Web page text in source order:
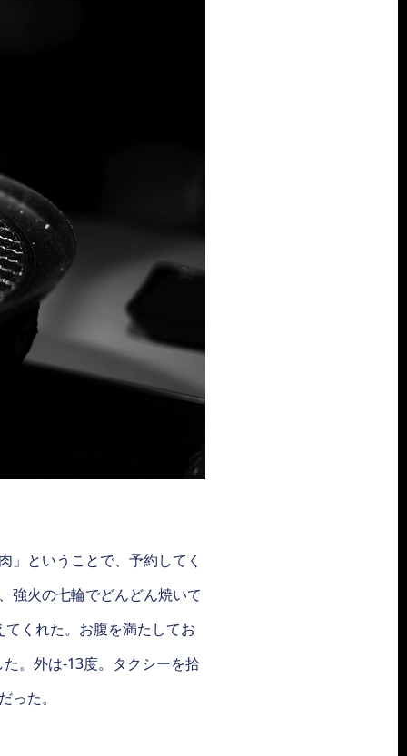
」ということで、予約してく
強火の七輪でどんどん焼いて
くれた。お腹を満たしてお
。外は-13度。タクシーを拾
た。